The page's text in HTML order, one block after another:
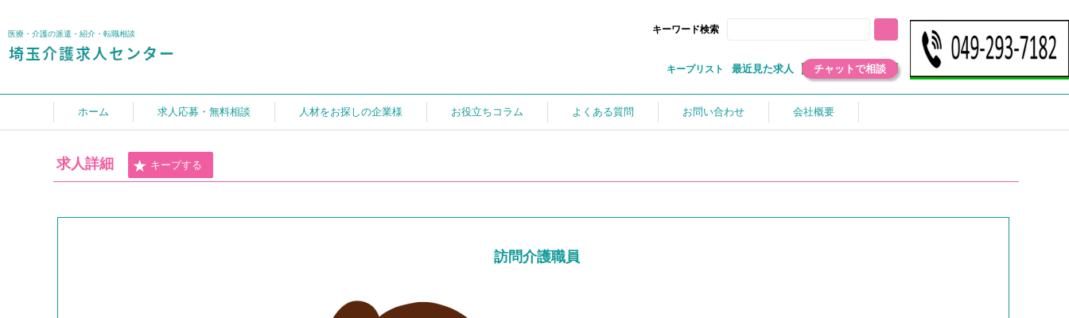
医療・介護の派遣・紹介・転職相談 キーワード検索
キープリスト 最近見た求人 チャットで相談
ホーム 求人応募・無料相談 人材をお探しの企業様 お役立ちコラム よくある質問 お問い合わせ 会社概要
求人詳細 キープする
訪問介護職員